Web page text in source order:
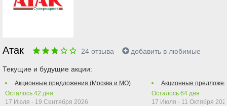
Атак 24 отзыва добавить в любимые
Текущие и будущие акции:
Акционные предложения (Москва и МО)
Осталось 42 дня
17 Июля - 19 Сентября 2026
Акционные
Осталось 64 дня
17 Июля - 11 Октября